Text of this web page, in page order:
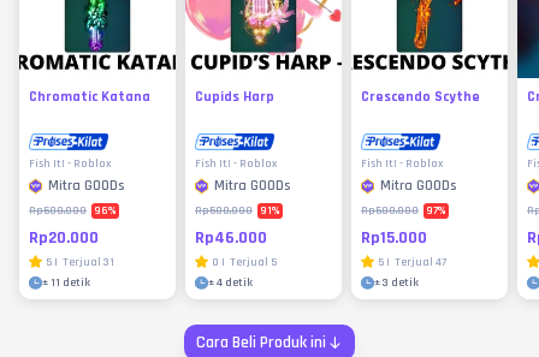
Chromatic Katana
Fish It! - Roblox
Mitra GOODs
Rp500.000 96%
Rp20.000
5 | Terjual 31
±11 detik
Cupids Harp
Fish It! - Roblox
Mitra GOODs
Rp500.000 91%
Rp46.000
0 | Terjual 5
±4 detik
Crescendo Scythe
Fish It! - Roblox
Mitra GOODs
Rp500.000 97%
Rp15.000
5 | Terjual 47
±3 detik
Cara Beli Produk ini